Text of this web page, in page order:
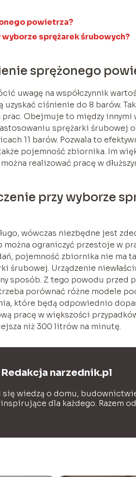
powietrza?
sprężarek śrubowych?
sprężonego
uwagę na współczynnik
ciśnienie do 8 barów.
prac. Obejmuje to między innymi
sprężarki śrubowej
11 barów. Pozwala to
pojemność zbiornika. Im
realizować pracę w
przy wyborze
wówczas niezbędne jest
ograniczyć przestoje w
pojemność zbiornika nie ma
śrubowej. Urządzenie
sposób. Z tego powodu przed
porównać różne modele
które będą odpowiednio
pracę w większości
niż 300 litrów na minutę.
Redakcja narzednik.pl
wiedzą o domu,
dla każdego. Razem